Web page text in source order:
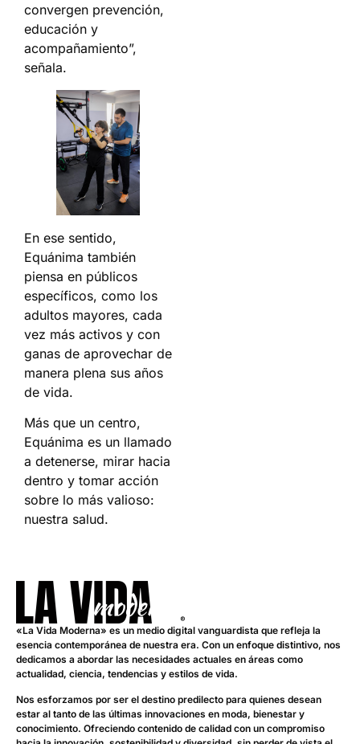
convergen prevención,
educación y
acompañamiento”,
señala.
En ese sentido,
Equánima también
piensa en públicos
específicos, como los
adultos mayores, cada
vez más activos y con
ganas de aprovechar de
manera plena sus años
de vida.
Más que un centro,
Equánima es un llamado
a detenerse, mirar hacia
dentro y tomar acción
sobre lo más valioso:
nuestra salud.
«La Vida Moderna» es un medio digital vanguardista que refleja la
esencia contemporánea de nuestra era. Con un enfoque distintivo, nos
dedicamos a abordar las necesidades actuales en áreas como
actualidad, ciencia, tendencias y estilos de vida.
Nos esforzamos por ser el destino predilecto para quienes desean
estar al tanto de las últimas innovaciones en moda, bienestar y
conocimiento. Ofreciendo contenido de calidad con un compromiso